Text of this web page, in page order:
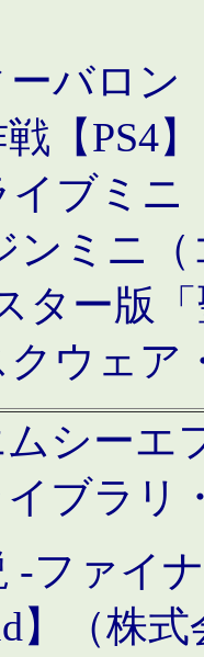
バロン
【PS4
イブミニ
ンミニ
ター版
クウェア
シーエ
ブラリ
-ファイ
】（株